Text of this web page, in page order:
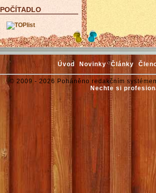
POČÍTADLO
Úvod Novinky Články
© 2009 - 2026 Poháněno redakčním
Nechte si